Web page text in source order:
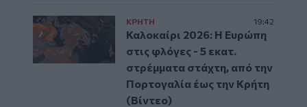
ΚΡΗΤΗ 19:42
Καλοκαίρι 2026: Η Ευρώπη
στις φλόγες - 5 εκατ.
στρέμματα στάχτη, από την
Πορτογαλία έως την Κρήτη
(Βίντεο)